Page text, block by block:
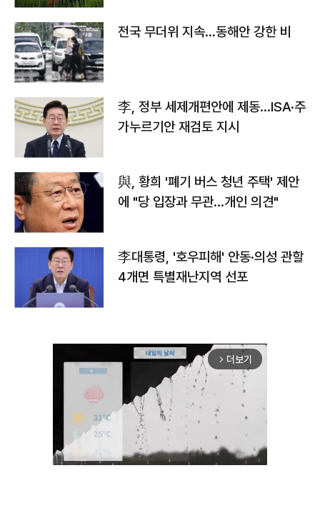
전국 무더위 지속…동해안 강한 비
李, 정부 세제개편안에 제동…ISA·주
가누르기안 재검토 지시
與, 황희 '폐기 버스 청년 주택' 제안
에 "당 입장과 무관…개인 의견"
李대통령, '호우피해' 안동·의성 관할
4개면 특별재난지역 선포
arrow_forward_ios 더보기